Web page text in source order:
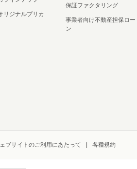
リジナルプリカ
保証ファクタリング
事業者向け不動産担保ロー
ン
ブサイトのご利用にあたって 各種規約